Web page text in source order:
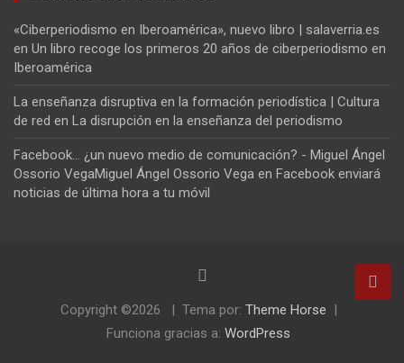
«Ciberperiodismo en Iberoamérica», nuevo libro | salaverria.es
en Un libro recoge los primeros 20 años de ciberperiodismo en
Iberoamérica
La enseñanza disruptiva en la formación periodística | Cultura
de red en La disrupción en la enseñanza del periodismo
Facebook... ¿un nuevo medio de comunicación? - Miguel Ángel
Ossorio VegaMiguel Ángel Ossorio Vega en Facebook enviará
noticias de última hora a tu móvil
Copyright ©2026 Tema por: Theme Horse
Funciona gracias a: WordPress